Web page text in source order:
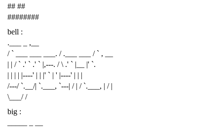
## ##
########
bell :
.___ _ ,__
/ ` ___ ___ ___. / .___ ___ / ` , __
| | / ` .' ` .' ` |,---. / \ .' ` |__ |' `.
| | | | |----' | | |' ` | ' |----' | | |
/---/ `.__/| `.___, `---| / | / `.___, | / |
\___/ /
big :